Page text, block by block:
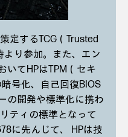
定するTCG（Trusted
より参加。また、エン
いてHPはTPM（セキ
号化、自己回復BIOS
の開発や標準化に携わ
ティの標準となって
に先んじて、 HPは技